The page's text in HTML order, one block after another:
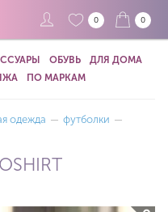
0 0
ОБУВЬ
ДЛЯ ДОМА
ПО МАРКАМ
одежда — футболки —